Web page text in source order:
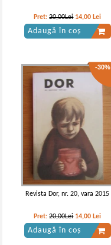
Pret:20,00Lei 14,00 Lei
Adaugă în coș
-30%
Revista Dor, nr. 20, vara 2015
Pret:20,00Lei 14,00 Lei
Adaugă în coș